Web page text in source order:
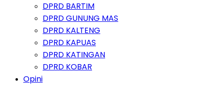
DPRD BARTIM
DPRD GUNUNG MAS
DPRD KALTENG
DPRD KAPUAS
DPRD KATINGAN
DPRD KOBAR
Opini